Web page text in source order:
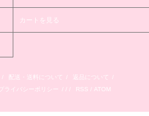
カートを見る
/ 配送・送料について / 返品について
/
プライバシーポリシー / / / RSS / ATOM